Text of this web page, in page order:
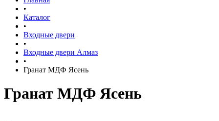
•
Каталог
•
Входные двери
•
Входные двери Алмаз
•
Гранат МДФ Ясень
Гранат МДФ Ясень